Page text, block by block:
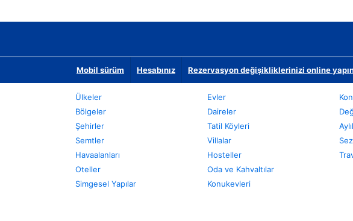
Mobil sürüm Hesabınız Rezervasyon değişikliklerinizi online
Ülkeler
Bölgeler
Şehirler
Semtler
Havaalanları
Oteller
Simgesel Yapılar
Evler
Daireler
Tatil Köyleri
Villalar
Hosteller
Oda ve Kahvaltılar
Konukevleri